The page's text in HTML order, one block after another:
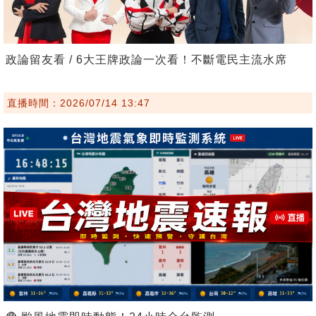
政論留友看 / 6大王牌政論一次看！不斷電民主流水席
直播時間：2026/07/14 13:47